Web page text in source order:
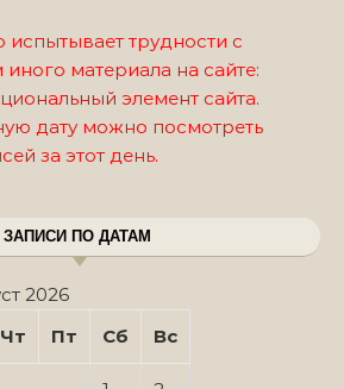
испытывает трудности с
материала на сайте:
элемент сайта.
дату можно посмотреть
за этот день.
ЗАПИСИ ПО ДАТАМ
2026
Чт Пт Сб Вс